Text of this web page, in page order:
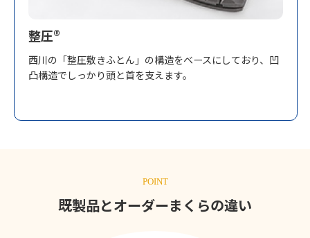
整圧®︎
西川の「整圧敷きふとん」の構造をベースにしており、凹
凸構造でしっかり頭と首を支えます。
POINT
既製品とオーダーまくらの違い